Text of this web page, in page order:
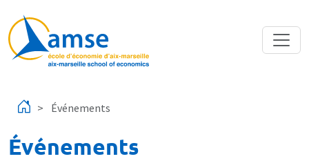
Événements
Événements